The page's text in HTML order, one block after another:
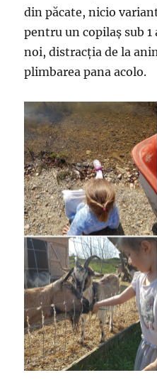
din păcate, nicio
pentru un copilaș sub
noi, distracția de la
plimbarea pana acolo.